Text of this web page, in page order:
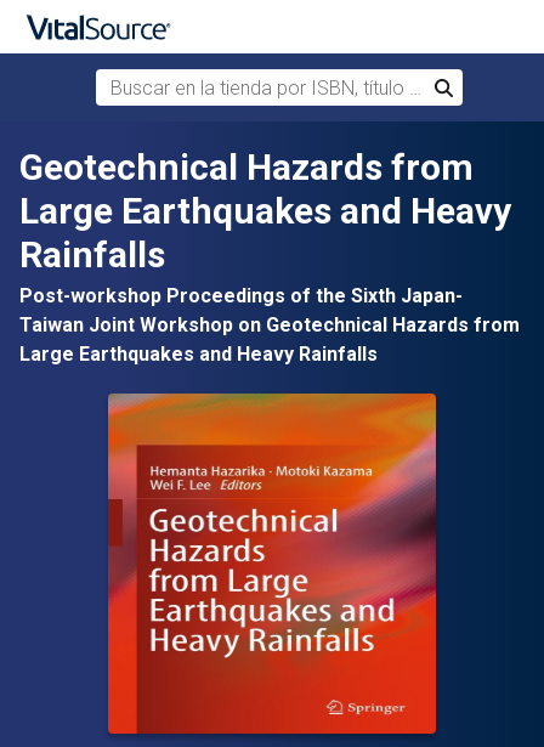
Saltar al contenido principal
Buscar en la tienda por ISBN, título o autor
Buscar
Geotechnical Hazards from
Large Earthquakes and Heavy
Rainfalls
Post-workshop Proceedings of the Sixth Japan-
Taiwan Joint Workshop on Geotechnical Hazards from
Large Earthquakes and Heavy Rainfalls